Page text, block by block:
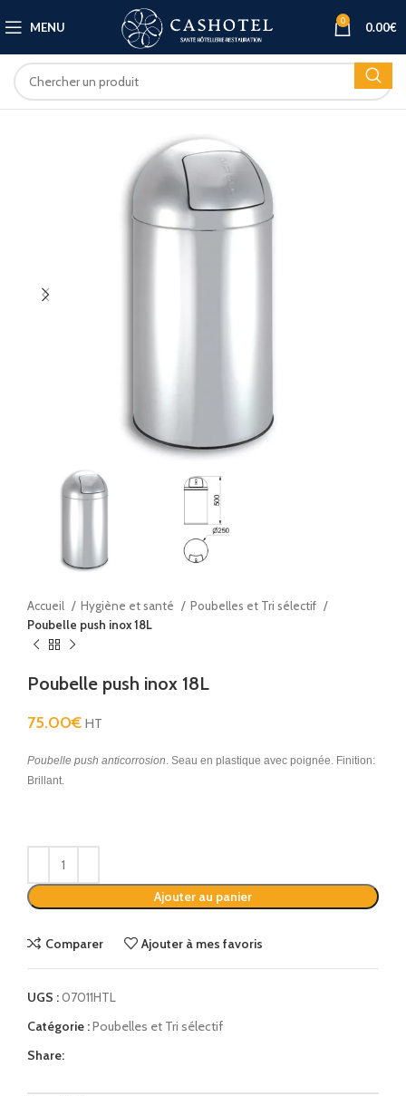
MENU 0 0.00€
Accueil Hygiène et santé
Poubelles et Tri sélectif
Poubelle push inox 18L
Poubelle push inox 18L
75.00€ HT
Poubelle push anticorrosion. Seau en plastique avec poignée. Finition:
Brillant.
Ajouter au panier
Comparer Ajouter à mes favoris
UGS :07011HTL
Catégorie :Poubelles et Tri sélectif
Share: